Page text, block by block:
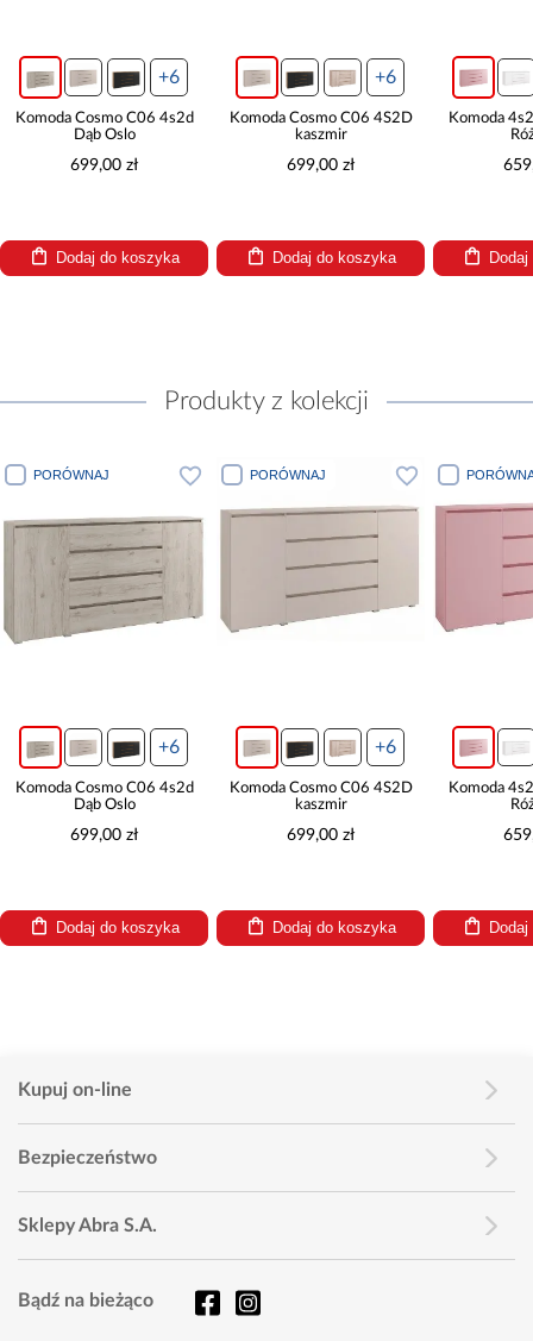
+6
Komoda Cosmo C06 4s2d
Dąb Oslo
699,00 zł
Dodaj do koszyka
+6
Komoda Cosmo C06 4S2D
kaszmir
699,00 zł
Dodaj do koszyka
Komoda
Produkty z kolekcji
PORÓWNAJ
+6
Komoda Cosmo C06 4s2d
Dąb Oslo
699,00 zł
Dodaj do koszyka
PORÓWNAJ
+6
Komoda Cosmo C06 4S2D
kaszmir
699,00 zł
Dodaj do koszyka
Komoda
Kupuj on-line
Bezpieczeństwo
Sklepy Abra S.A.
Bądź na bieżąco